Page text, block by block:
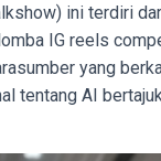
ini terdiri
IG reels
yang
tentang AI